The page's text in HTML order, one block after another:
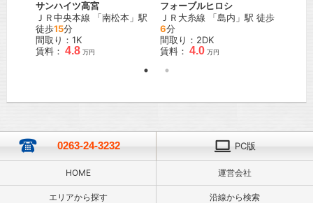
サンハイツ高宮
ＪＲ中央本線 「南松本 」駅
徒歩15分
間取り：1K
賃料： 4.8 万円
フォーブルヒロシ
ＪＲ大糸線 「島内 」駅 徒歩
6分
間取り：2DK
賃料： 4.0 万円
0263-24-3232 PC版
HOME 運営会社
エリアから探す 沿線から検索